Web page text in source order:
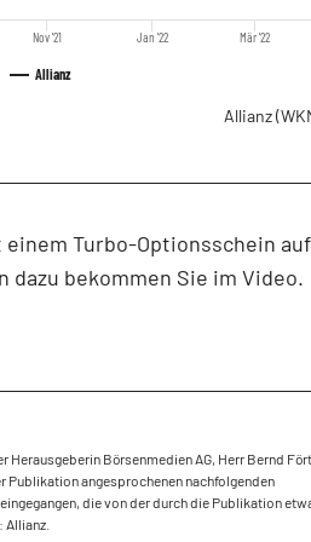
Allianz
Nov '21 Jan '22 Mär '22
Allianz
Turbo-Optionsschein
dazu bekommen Sie im Video.
Börsenmedien AG, Herr Bernd
angesprochenen nachfolgenden
die von der durch die Publikation